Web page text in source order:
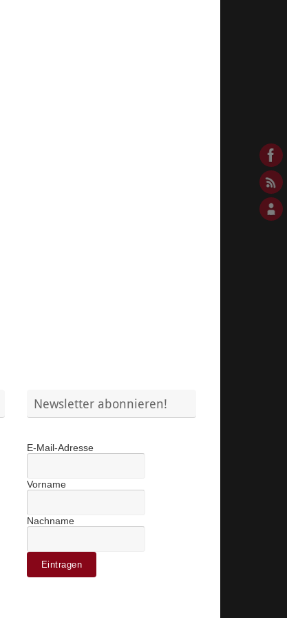
Newsletter abonnieren!
E-Mail-Adresse
Vorname
Nachname